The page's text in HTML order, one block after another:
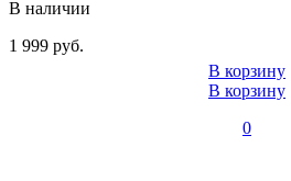
В наличии
1 999 руб.
В корзину
В корзину
0